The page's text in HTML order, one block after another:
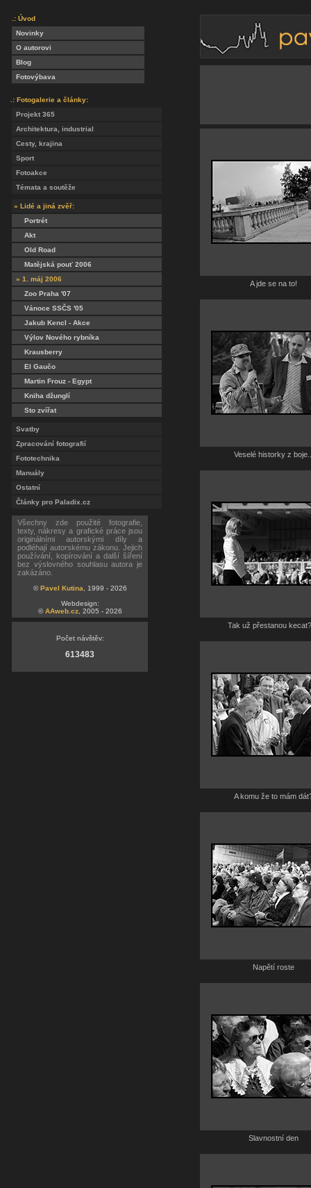
.: Úvod
Novinky
O autorovi
Blog
Fotovýbava
.: Fotogalerie a články:
Projekt 365
Architektura, industrial
Cesty, krajina
Sport
Fotoakce
Témata a soutěže
» Lidé a jiná zvěř:
Portrét
Akt
Old Road
Matějská pouť 2006
» 1. máj 2006
Zoo Praha '07
Vánoce SSČS '05
Jakub Kencl - Akce
Výlov Nového rybníka
Krausberry
El Gaučo
Martin Frouz - Egypt
Kniha džunglí
Sto zvířat
Svatby
Zpracování fotografií
Fototechnika
Manuály
Ostatní
Články pro Paladix.cz
Všechny zde použité fotografie,
texty, nákresy a grafické práce jsou
originálními autorskými díly a
podléhají autorskému zákonu. Jejich
používání, kopírování a další šíření
bez výslovného souhlasu autora je
zakázáno.
©Pavel Kutina , 1999 - 2026
Webdesign:
©AAweb.cz, 2005 - 2026
Počet návštěv:
613483
A jde se na to!
Veselé historky z
Tak už přestanou
A komu že to mám
Napětí roste
Slavnostní den